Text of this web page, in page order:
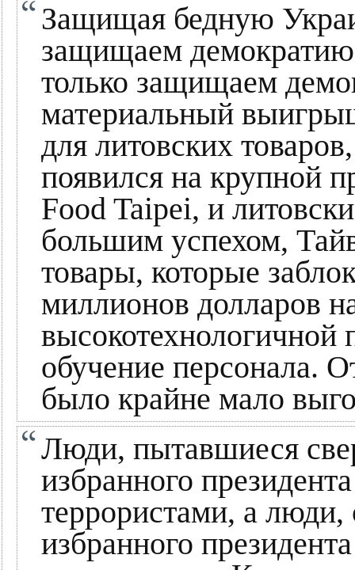
Защищая бедную
защищаем
только защищаем
материальный
для литовских
появился на крупной
Food Taipei, и
большим успехом,
товары, которые
миллионов долларов
обучение персонала.
было крайне мало
Люди, пытавшиеся
избранного
террористами, а
избранного